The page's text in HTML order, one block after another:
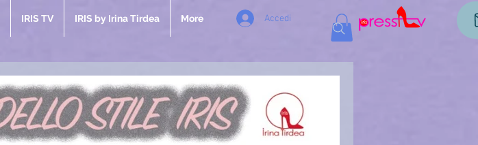
IRIS TV IRIS by Irina Tirdea More Accedi